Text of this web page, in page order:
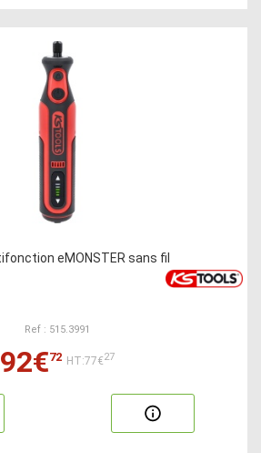
eMONSTER sans fil
Ref : 515.3991
92€72 HT:77€27